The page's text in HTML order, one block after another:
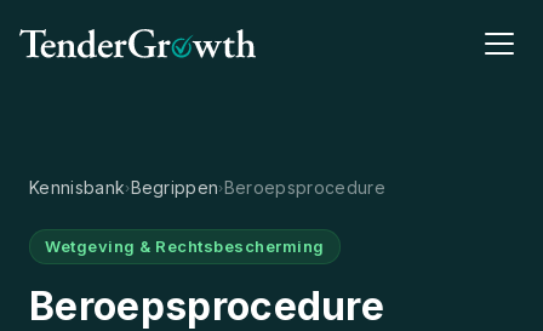
Beroepsprocedure
Wetgeving & Rechtsbescherming
Kennisbank›Begrippen›Beroepsprocedure